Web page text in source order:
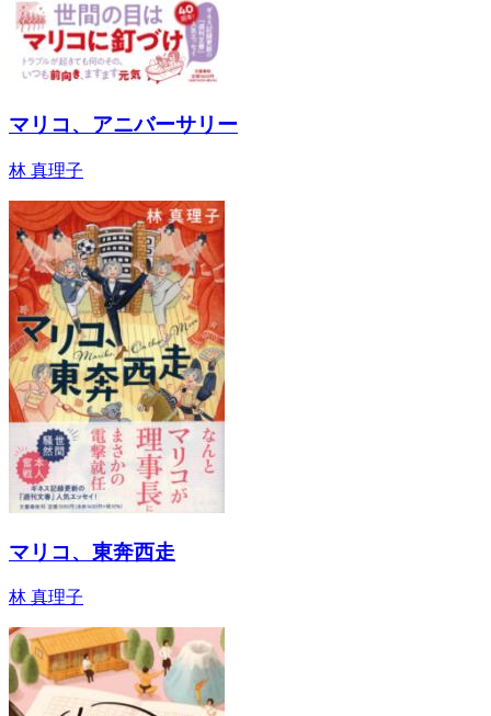
マリコ、アニバーサリー
林 真理子
マリコ、東奔西走
林 真理子